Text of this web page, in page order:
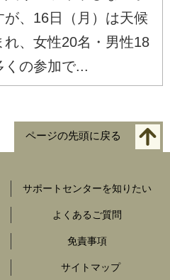
が、16日（月）は天候
れ、女性20名・男性18
くの参加で...
ページの先頭に戻る
サポートセンターを知りたい
よくあるご質問
免責事項
サイトマップ